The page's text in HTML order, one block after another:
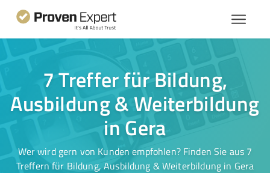
7 Treffer für Bildung,
Ausbildung & Weiterbildung
in Gera
Wer wird gern von Kunden empfohlen? Finden Sie aus 7
Treffern für Bildung, Ausbildung & Weiterbildung in Gera